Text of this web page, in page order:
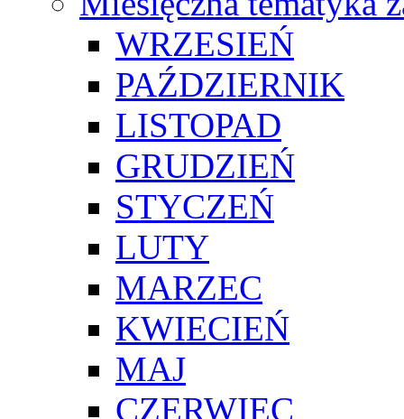
WRZESIEŃ
PAŹDZIERNIK
LISTOPAD
GRUDZIEŃ
STYCZEŃ
LUTY
MARZEC
KWIECIEŃ
MAJ
CZERWIEC